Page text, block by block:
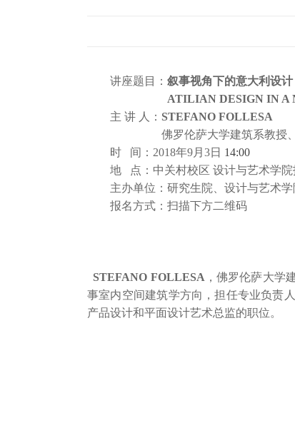
讲座题目： 叙事视角下的意大利设计
ATILIAN DESIGN IN A
主 讲 人： STEFANO FOLLESA
佛罗伦萨大学建筑系教授、
时 间：2018年9月3日 14:00
地 点：中关村校区 设计与艺术学院
主办单位：研究生院、设计与艺术学
报名方式：扫描下方二维码
STEFANO FOLLESA ，佛罗伦萨大学
事室内空间建筑学方向，担任专业负责人
产品设计和平面设计艺术总监的职位。